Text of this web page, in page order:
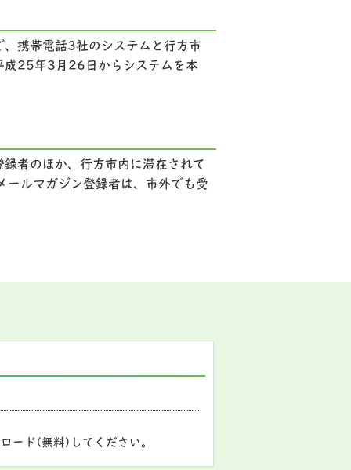
携帯電話3社のシステムと行方市
成25年3月26日からシステムを本
者のほか、行方市内に滞在されて
ルマガジン登録者は、市外でも受
ード(無料)してください。